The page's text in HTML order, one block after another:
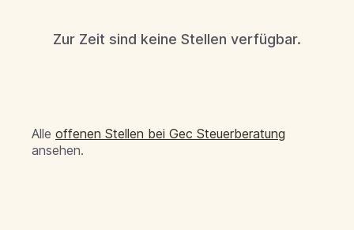
Zur Zeit sind keine Stellen verfügbar.
Alle offenen Stellen bei Gec Steuerberatung
ansehen.